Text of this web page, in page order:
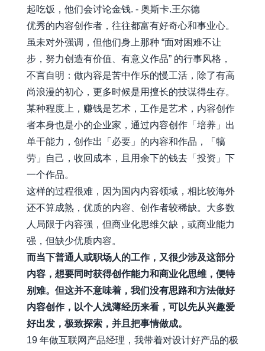
起吃饭，他们会讨论金钱. - 奥斯卡.王尔德
优秀的内容创作者，往往都富有好奇心和事业心。
虽未对外强调，但他们身上那种 “面对困难不让
步，努力创造有价值、有意义作品” 的行事风格，
不言自明：做内容是苦中作乐的慢工活，除了有高
尚浪漫的初心，更多时候是用擅长的技谋得生存。
某种程度上，赚钱是艺术，工作是艺术，内容创作
者本身也是小的企业家，通过内容创作「培养」出
单干能力，创作出「必要」的内容和作品，「犒
劳」自己，收回成本，且用余下的钱去「投资」下
一个作品。
这样的过程很难，因为国内内容领域，相比较海外
还不算成熟，优质的内容、创作者较稀缺。大多数
人局限于内容强，但商业化思维欠缺，或商业能力
强，但缺少优质内容。
而当下普通人或职场人的工作，又很少涉及这部分
内容，想要同时获得创作能力和商业化思维，便特
别难。但这并不意味着，我们没有思路和方法做好
内容创作，以个人浅薄经历来看，可以先从兴趣爱
好出发，极致探索，并且把事情做成。
19 年做互联网产品经理，我带着对设计好产品的极